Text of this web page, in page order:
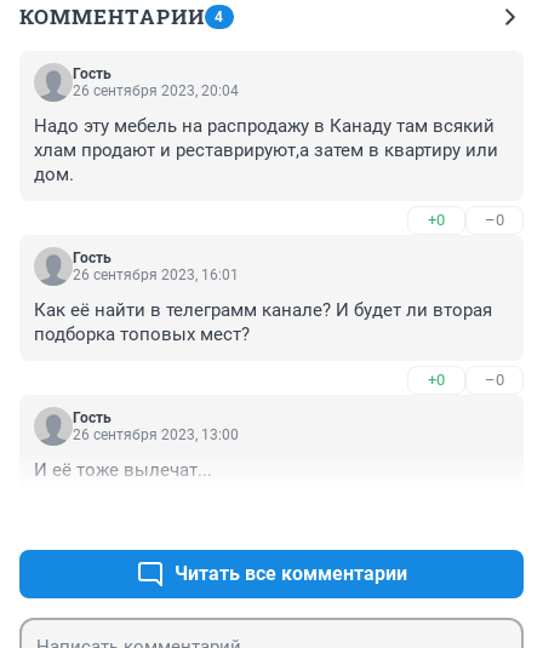
КОММЕНТАРИИ 4
Гость
26 сентября 2023, 20:04
Надо эту мебель на распродажу в Канаду там всякий
хлам продают и реставрируют,а затем в квартиру или
дом.
+0 –0
Гость
26 сентября 2023, 16:01
Как её найти в телеграмм канале? И будет ли вторая
подборка топовых мест?
+0 –0
Гость
26 сентября 2023, 13:00
И её тоже вылечат...
Читать все комментарии